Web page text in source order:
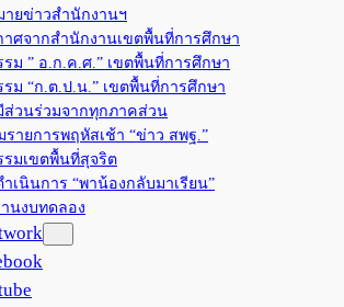
ายข่าวสำนักงานฯ
าศจากสำนักงานเขตพื้นที่การศึกษา
รม ” อ.ก.ค.ศ.” เขตพื้นที่การศึกษา
รม “ก.ต.ป.น.” เขตพื้นที่การศึกษา
ส่วนร่วมจากทุกภาคส่วน
รายการพฤหัสเช้า “ข่าว สพฐ.”
รมเขตพื้นที่สุจริต
ำเนินการ “พาน้องกลับมาเรียน”
นงบทดลอง